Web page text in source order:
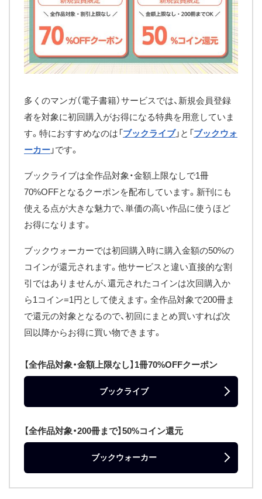
多くのマンガ（電子書籍）サービスでは、新規会員登録
者を対象に初回購入がお得になる特典を用意していま
す。特におすすめなのは「ブックライブ」と「ブックウォ
ーカー 」です。
ブックライブは全作品対象・金額上限なしで1冊
70%OFFとなるクーポンを配布しています。新刊にも
使える点が大きな魅力で、単価の高い作品に使うほど
お得になります。
ブックウォーカーでは初回購入時に購入金額の50%の
コインが還元されます。他サービスと違い直接的な割
引ではありませんが、還元されたコインは次回購入か
ら1コイン=1円として使えます。全作品対象で200冊ま
で還元の対象となるので、初回にまとめ買いすれば次
回以降からお得に買い物できます。
【全作品対象・金額上限なし】1冊70%OFFクーポン
ブックライブ
【全作品対象・200冊まで】50%コイン還元
ブックウォーカー